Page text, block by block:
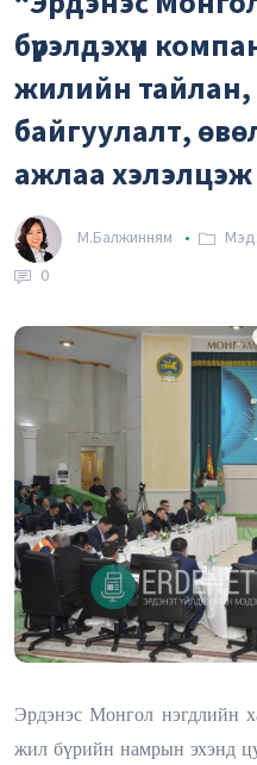
Рубль
Вон
бүрэлдэхүүн
жилийн тайлан,
байгуулалт,
ажлаа
М.Балжинням
0
Эрдэнэс Монгол нэгдлийн
жил бүрийн намрын эхэнд